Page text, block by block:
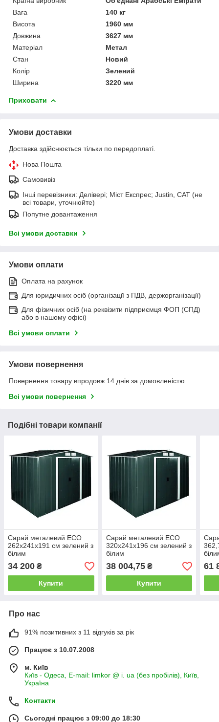
Вага
140 кг
Висота
1960 мм
Довжина
3627 мм
Матеріал
Метал
Стан
Новий
Колір
Зелений
Ширина
3220 мм
Приховати
Умови доставки
Доставка здійснюється тільки по передоплаті.
Нова Пошта
Самовивіз
Інші перевізники: Делівері; Міст Експрес; Justin, САТ (не
всі товари, уточнюйте)
Попутне довантаження
Всі умови доставки
Умови оплати
Оплата на рахунок
Для юридичних осіб (організації з ПДВ, держорганізації)
Для фізичних осіб (на реквізити підприємця ФОП (СПД)
або в нашому офісі)
Всі умови оплати
Умови повернення
Повернення товару впродовж 14 днів за домовленістю
Всі умови повернення
Подібні товари компанії
Сарай металевий ECO
262x241x191 см зелений з
білим
34 200 ₴
Купити
Сарай металевий ECO
320x241x196 см зелений з
білим
38 004,75₴
Купити
61
Про нас
91% позитивних з 11 відгуків за рік
Працює з 10.07.2008
м. Київ
Київ - Одеса, E-mail: limkor @ i. ua (без пробілів), Київ,
Україна
Контакти
Сьогодні працює з 09:00 до 18:30